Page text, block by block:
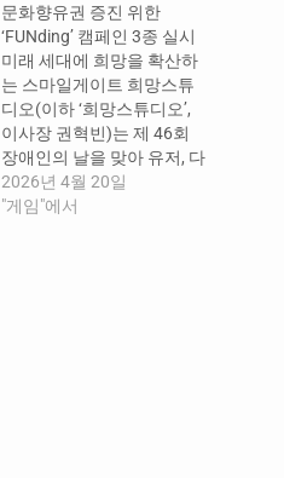
문화향유권 증진 위한
‘FUNding’ 캠페인 3종 실시
미래 세대에 희망을 확산하
는 스마일게이트 희망스튜
디오(이하 ‘희망스튜디오’,
이사장 권혁빈)는 제 46회
장애인의 날을 맞아 유저, 다
양성 예술가, 소셜벤처와 함
께 'FUNding' 캠페인 3종을
2026년 4월 20일
"게임"에서